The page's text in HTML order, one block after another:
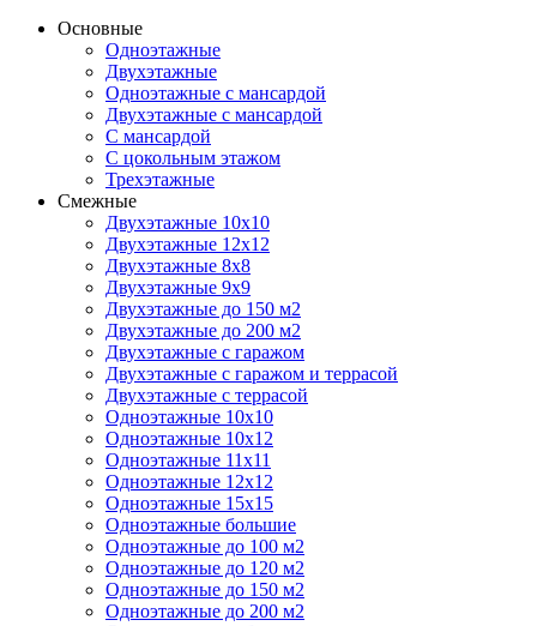
Основные
Одноэтажные
Двухэтажные
Одноэтажные с мансардой
Двухэтажные с мансардой
С мансардой
С цокольным этажом
Трехэтажные
Смежные
Двухэтажные 10х10
Двухэтажные 12х12
Двухэтажные 8х8
Двухэтажные 9х9
Двухэтажные до 150 м2
Двухэтажные до 200 м2
Двухэтажные с гаражом
Двухэтажные с гаражом и террасой
Двухэтажные с террасой
Одноэтажные 10х10
Одноэтажные 10х12
Одноэтажные 11х11
Одноэтажные 12х12
Одноэтажные 15х15
Одноэтажные большие
Одноэтажные до 100 м2
Одноэтажные до 120 м2
Одноэтажные до 150 м2
Одноэтажные до 200 м2